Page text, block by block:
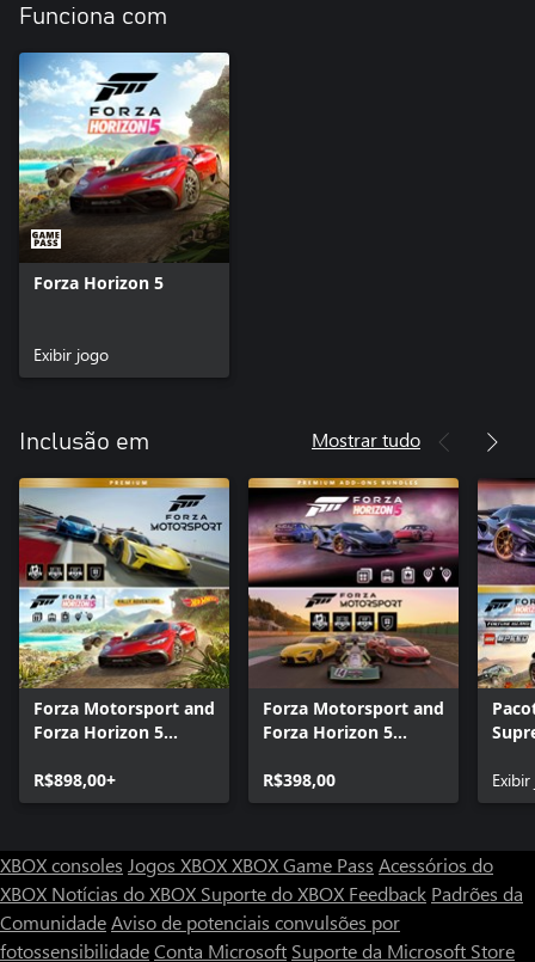
Funciona com
Forza Horizon 5
Exibir jogo
Inclusão em Mostrar tudo
Forza Motorsport and
Forza Horizon 5
Bundle
R$898,00+
Forza Motorsport and
Forza Horizon 5
Bundle
R$398,00
XBOX consoles Jogos XBOXXBOX Game Pass Acessórios do
XBOX Notícias do XBOX Suporte do XBOX Feedback Padrões da
ComunidadeAviso de potenciais convulsões por
fotossensibilidadeConta Microsoft Suporte da Microsoft Store